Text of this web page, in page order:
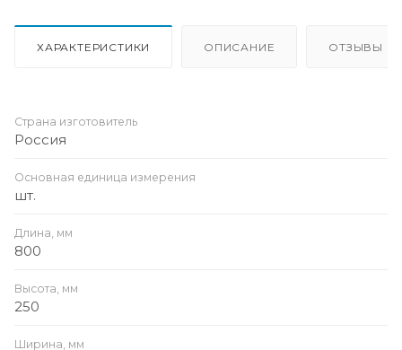
ХАРАКТЕРИСТИКИ ОПИСАНИЕ ОТЗЫВЫ
Страна изготовитель
Россия
Основная единица измерения
шт.
Длина, мм
800
Высота, мм
250
Ширина, мм